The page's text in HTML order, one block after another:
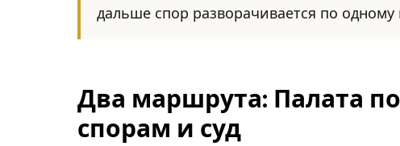
дальше спор разворачивается по одному
Два маршрута: Палата
спорам и суд